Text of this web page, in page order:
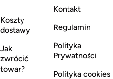
Koszty
dostawy
Jak
zwrócić
towar?
Kontakt
Regulamin
Polityka
Prywatności
Polityka cookies